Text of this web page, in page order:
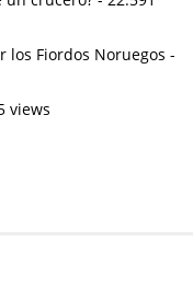
los Fiordos Noruegos -
views